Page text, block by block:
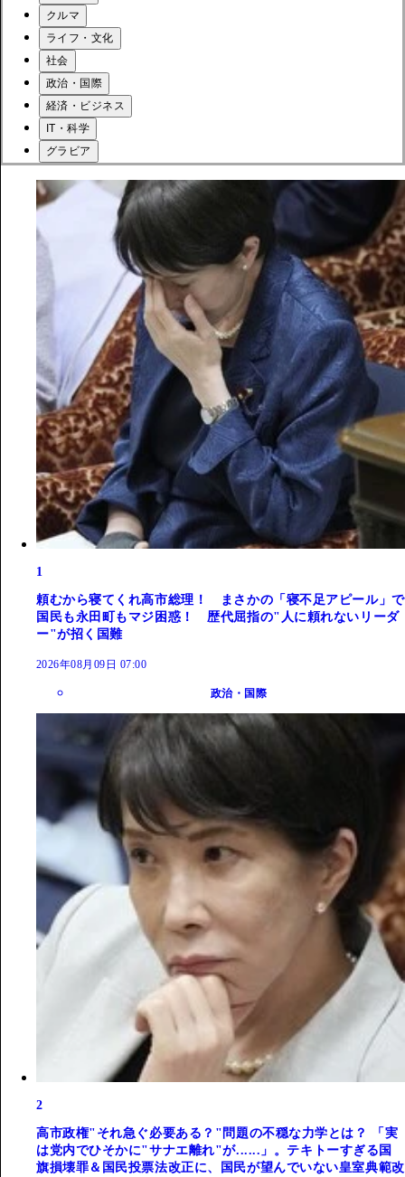
クルマ
ライフ・文化
社会
政治・国際
経済・ビジネス
IT・科学
グラビア
1
頼むから寝てくれ高市総理！ まさかの「寝不足アピール」で
国民も永田町もマジ困惑！ 歴代屈指の"人に頼れないリーダ
ー"が招く国難
2026年08月09日 07:00
政治・国際
2
高市政権"それ急ぐ必要ある？"問題の不穏な力学とは？ 「実
は党内でひそかに"サナエ離れ"が......」。テキトーすぎる国
旗損壊罪＆国民投票法改正に、国民が望んでいない皇室典範改